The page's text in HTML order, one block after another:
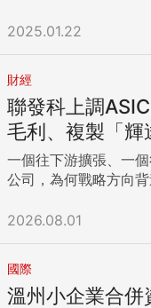
2025.01.22
財經
聯發科上調
毛利、複製「輝
一個往下游擴張、一
公司，為何戰略方向
2026.08.01
國際
溫州小企業合併